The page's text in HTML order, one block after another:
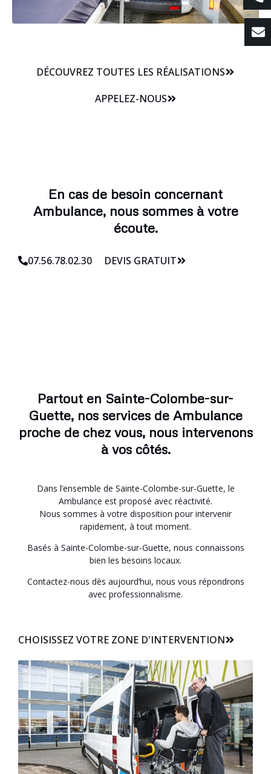
DÉCOUVREZ TOUTES LES RÉALISATIONS
APPELEZ-NOUS
En cas de besoin concernant
Ambulance, nous sommes à votre
écoute.
07.56.78.02.30 DEVIS GRATUIT
Partout en Sainte-Colombe-sur-
Guette, nos services de Ambulance
proche de chez vous, nous intervenons
à vos côtés.
Dans l’ensemble de Sainte-Colombe-sur-Guette, le
Ambulance est proposé avec réactivité.
Nous sommes à votre disposition pour intervenir
rapidement, à tout moment.
Basés à Sainte-Colombe-sur-Guette, nous connaissons
bien les besoins locaux.
Contactez-nous dès aujourd’hui, nous vous répondrons
avec professionnalisme.
CHOISISSEZ VOTRE ZONE D'INTERVENTION